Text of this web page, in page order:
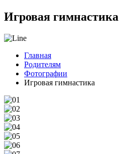
Игровая гимнастика
Главная
Родителям
Фотографии
Игровая гимнастика